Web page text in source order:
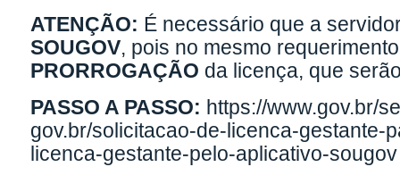
ATENÇÃO: É necessário que a
SOUGOV, pois no mesmo
PRORROGAÇÃO da licença, que
PASSO A PASSO: https://www.gov.br/
gov.br/solicitacao-de-licenca-gestante-
licenca-gestante-pelo-aplicativo-sougov